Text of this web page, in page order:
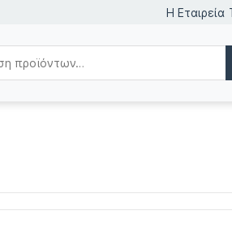
Η Εταιρεία